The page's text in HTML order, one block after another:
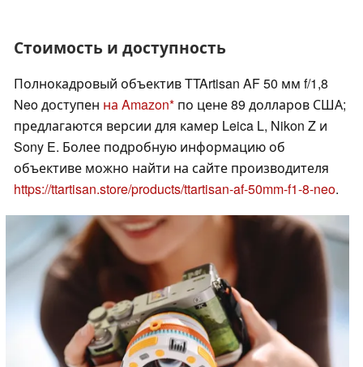
Стоимость и доступность
Полнокадровый объектив TTArtisan AF 50 мм f/1,8
Neo доступен на Amazon по цене 89 долларов США;
предлагаются версии для камер Leica L, Nikon Z и
Sony E. Более подробную информацию об
объективе можно найти на сайте производителя
https://ttartisan.store/products/ttartisan-af-50mm-f1-8-neo.